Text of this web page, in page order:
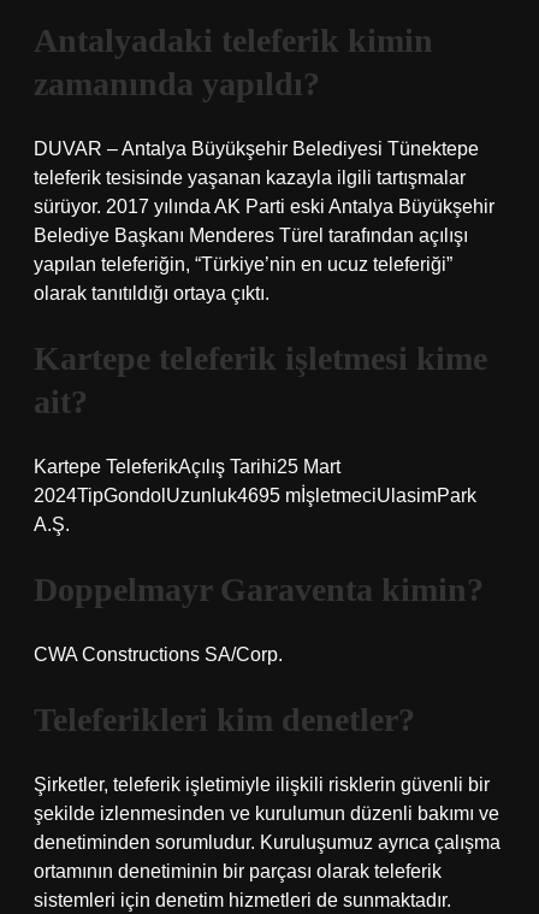
Antalyadaki teleferik kimin
zamanında yapıldı?
DUVAR – Antalya Büyükşehir Belediyesi Tünektepe
teleferik tesisinde yaşanan kazayla ilgili tartışmalar
sürüyor. 2017 yılında AK Parti eski Antalya Büyükşehir
Belediye Başkanı Menderes Türel tarafından açılışı
yapılan teleferiğin, “Türkiye’nin en ucuz teleferiği”
olarak tanıtıldığı ortaya çıktı.
Kartepe teleferik işletmesi kime
ait?
Kartepe TeleferikAçılış Tarihi25 Mart
2024TipGondolUzunluk4695 mİşletmeciUlasimPark
A.Ş.
Doppelmayr Garaventa kimin?
CWA Constructions SA/Corp.
Teleferikleri kim denetler?
Şirketler, teleferik işletimiyle ilişkili risklerin güvenli bir
şekilde izlenmesinden ve kurulumun düzenli bakımı ve
denetiminden sorumludur. Kuruluşumuz ayrıca çalışma
ortamının denetiminin bir parçası olarak teleferik
sistemleri için denetim hizmetleri de sunmaktadır.